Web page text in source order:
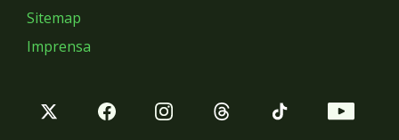
Sitemap
Imprensa